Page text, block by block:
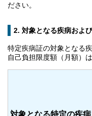
ださい。
2. 対象となる疾病およ
特定疾病証の対象となる
自己負担限度額（月額）